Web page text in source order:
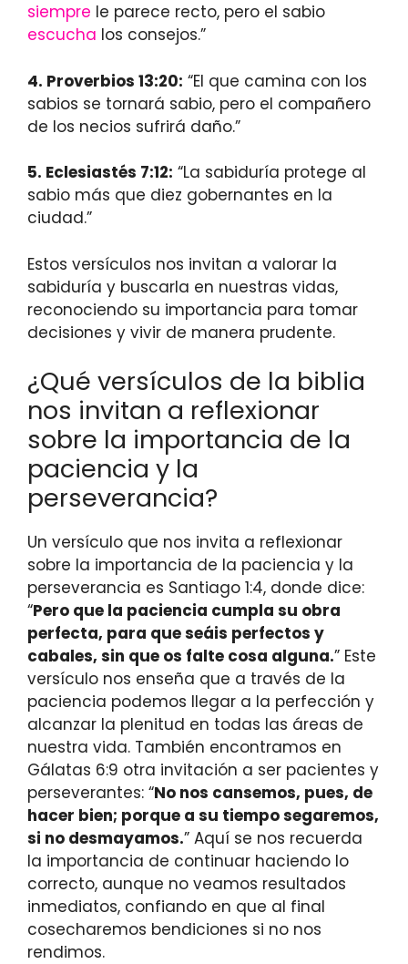
siempre le parece recto, pero el sabio
escucha los consejos.”
4. Proverbios 13:20: “El que camina con los
sabios se tornará sabio, pero el compañero
de los necios sufrirá daño.”
5. Eclesiastés 7:12: “La sabiduría protege al
sabio más que diez gobernantes en la
ciudad.”
Estos versículos nos invitan a valorar la
sabiduría y buscarla en nuestras vidas,
reconociendo su importancia para tomar
decisiones y vivir de manera prudente.
¿Qué versículos de la biblia
nos invitan a reflexionar
sobre la importancia de la
paciencia y la
perseverancia?
Un versículo que nos invita a reflexionar
sobre la importancia de la paciencia y la
perseverancia es Santiago 1:4, donde dice:
“Pero que la paciencia cumpla su obra
perfecta, para que seáis perfectos y
cabales, sin que os falte cosa alguna.” Este
versículo nos enseña que a través de la
paciencia podemos llegar a la perfección y
alcanzar la plenitud en todas las áreas de
nuestra vida. También encontramos en
Gálatas 6:9 otra invitación a ser pacientes y
perseverantes: “No nos cansemos, pues, de
hacer bien; porque a su tiempo segaremos,
si no desmayamos.” Aquí se nos recuerda
la importancia de continuar haciendo lo
correcto, aunque no veamos resultados
inmediatos, confiando en que al final
cosecharemos bendiciones si no nos
rendimos.